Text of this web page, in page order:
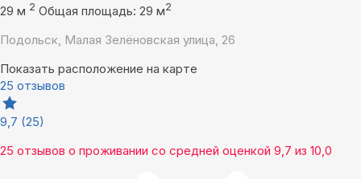
29 м 2 Общая площадь: 29 м2
Подольск, Малая Зелёновская улица, 26
Показать расположение на карте
25 отзывов
9,7 (25)
25 отзывов о проживании со средней оценкой 9,7 из 10,0